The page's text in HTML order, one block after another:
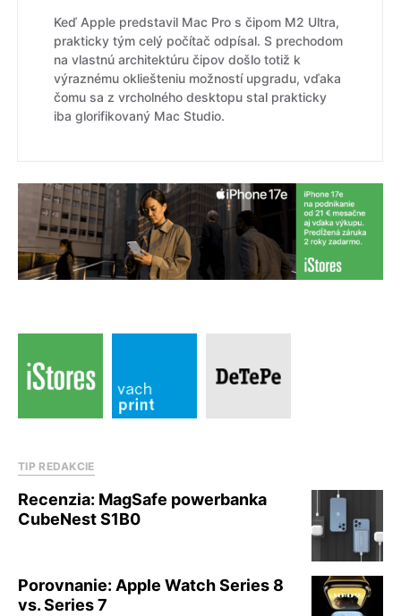
Keď Apple predstavil Mac Pro s čipom M2 Ultra,
prakticky tým celý počítač odpísal. S prechodom
na vlastnú architektúru čipov došlo totiž k
výraznému okliešteniu možností upgradu, vďaka
čomu sa z vrcholného desktopu stal prakticky
iba glorifikovaný Mac Studio.
TIP REDAKCIE
Recenzia: MagSafe powerbanka
CubeNest S1B0
Porovnanie: Apple Watch Series 8
vs. Series 7